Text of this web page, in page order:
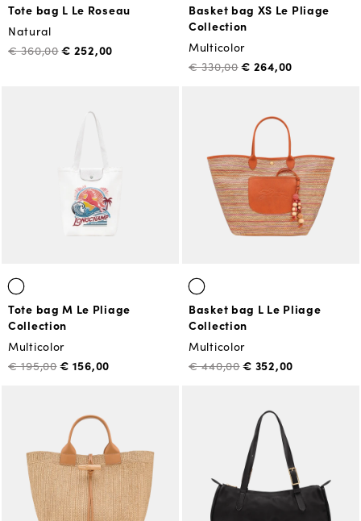
Tote bag L Le Roseau
Natural
€ 360,00€ 252,00
Basket bag XS Le Pliage
Collection
Multicolor
€ 330,00€ 264,00
Tote bag M Le Pliage
Collection
Multicolor
€ 195,00€ 156,00
Basket bag L Le Pliage
Collection
Multicolor
€ 440,00€ 352,00